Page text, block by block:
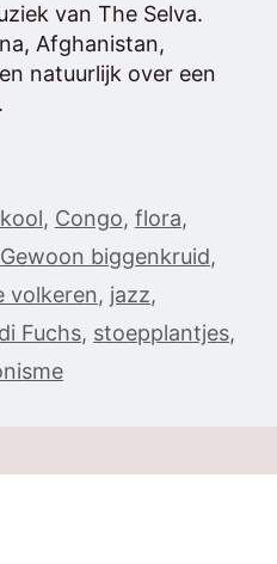
van The Selva.
Afghanistan,
natuurlijk over een
, Congo, flora,
Gewoon biggenkruid,
volkeren, jazz,
Fuchs, stoepplantjes,